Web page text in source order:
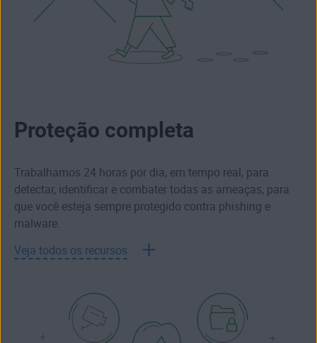
Proteção completa
Trabalhamos 24 horas por dia, em tempo real, para
detectar, identificar e combater todas as ameaças, para
que você esteja sempre protegido contra phishing e
malware.
Veja todos os recursos